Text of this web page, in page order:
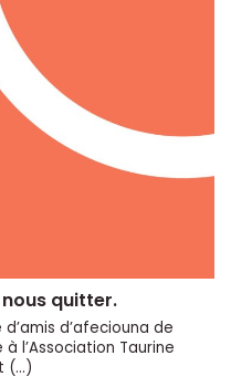
nous quitter.
d’amis d’afeciouna de
l’Association Taurine
(…)